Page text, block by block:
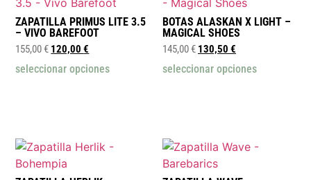
ZAPATILLA PRIMUS LITE 3.5
– VIVO BAREFOOT
155,00€ 120,00€
seleccionar opciones
BOTAS ALASKAN X LIGHT –
MAGICAL SHOES
145,00€ 130,50 €
seleccionar opciones